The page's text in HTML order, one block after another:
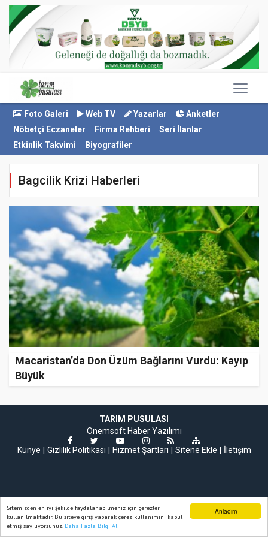
Anladım
Sitemizden en iyi şekilde faydalanabilmeniz için çerezler
kullanılmaktadır. Bu siteye giriş yaparak çerez kullanımını kabul
etmiş sayılıyorsunuz. Daha Fazla Bilgi Al
Foto Galeri Web TV Yazarlar
Anketler
Nöbetçi Eczaneler
Firma Rehberi
Seri İlanlar
Etkinlik Takvimi
Biyografiler
Bagcilik Krizi Haberleri
Macaristan’da Don Üzüm Bağlarını Vurdu: Kayıp
Büyük
TARIM PUSULASI
Onemsoft Haber Yazılımı
Künye
Gizlilik Politikası Hizmet Şartları Sitene Ekle İletişim
Ana Sayfa Web TV